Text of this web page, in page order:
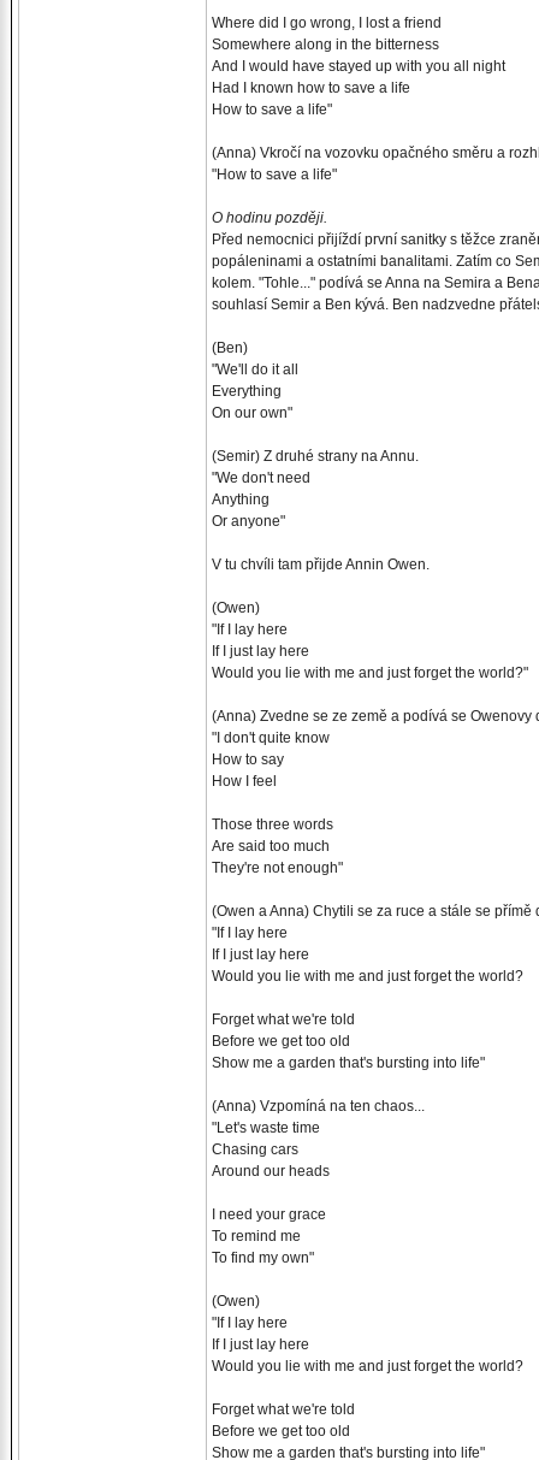
Where did I go wrong, I lost a friend
Somewhere along in the bitterness
And I would have stayed up with you all night
Had I known how to save a life
How to save a life"
(Anna) Vkročí na vozovku opačného směru a
"How to save a life"
O hodinu později.
Před nemocnici přijíždí první sanitky s těžce
popáleninami a ostatními banalitami. Zatím co
kolem. "Tohle..." podívá se Anna na Semira a
souhlasí Semir a Ben kývá. Ben nadzvedne
(Ben)
"We'll do it all
Everything
On our own"
(Semir) Z druhé strany na Annu.
"We don't need
Anything
Or anyone"
V tu chvíli tam přijde Annin Owen.
(Owen)
"If I lay here
If I just lay here
Would you lie with me and just forget the world?"
(Anna) Zvedne se ze země a podívá se Owenovy
"I don't quite know
How to say
How I feel
Those three words
Are said too much
They're not enough"
(Owen a Anna) Chytili se za ruce a stále se přímě
"If I lay here
If I just lay here
Would you lie with me and just forget the world?
Forget what we're told
Before we get too old
Show me a garden that's bursting into life"
(Anna) Vzpomíná na ten chaos...
"Let's waste time
Chasing cars
Around our heads
I need your grace
To remind me
To find my own"
(Owen)
"If I lay here
If I just lay here
Would you lie with me and just forget the world?
Forget what we're told
Before we get too old
Show me a garden that's bursting into life"